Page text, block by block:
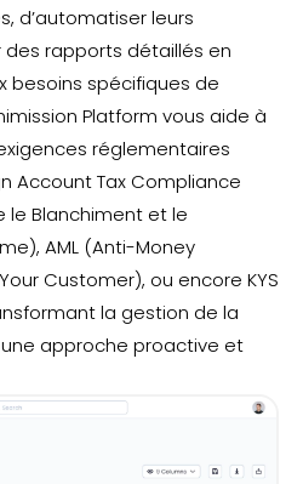
d’automatiser leurs
rapports détaillés en
besoins spécifiques de
Platform vous aide à
réglementaires
Account Tax Compliance
le Blanchiment et le
AML (Anti-Money
Customer), ou encore KYS
la gestion de la
approche proactive et